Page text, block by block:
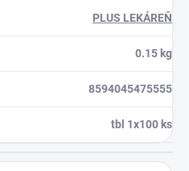
PLUS LEKÁREŇ
0.15 kg
8594045475555
tbl 1x100 ks